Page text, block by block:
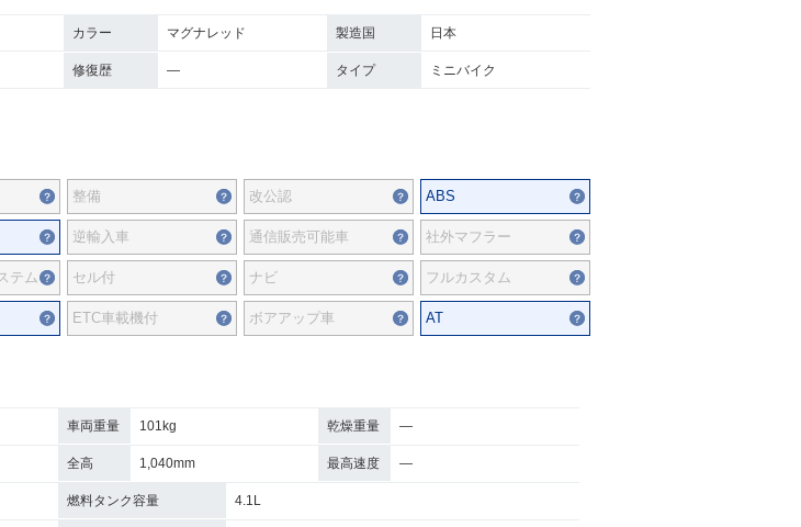
カラー マグナレッド 製造国 日本
修復歴 ― タイプ ミニバイク
整備 改公認 ABS
逆輸入車 通信販売可能車 社外マフラー
テム セル付 ナビ フルカスタム
ETC車載機付 ボアアップ車 AT
車両重量 101kg 乾燥重量 ―
全高 1,040mm 最高速度 ―
燃料タンク容量 4.1L